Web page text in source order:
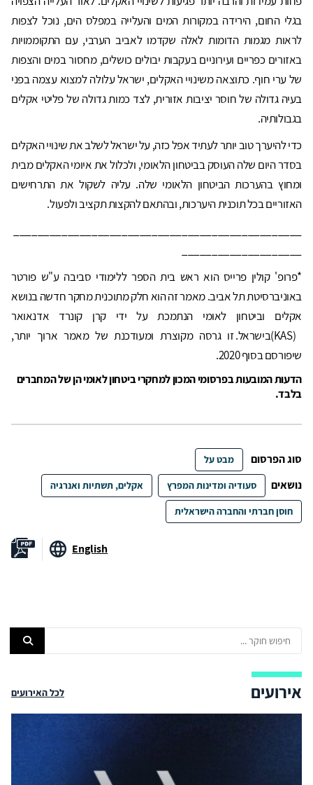
בגלי החום, הירידה במקורות המים והעלייה במפלס הים, נוכל לצפות
לראות מגמות הדומות לאלה שקדמו לאביב הערבי, עם התקוממויות
באזורים כפריים ועירוניים בעקבות יבולים כושלים, מחסור במים והצפות
של ערי חוף. כתוצאה משינויי האקלים, ישראל עלולה למצוא עצמה בפני
בעיה גדולה של חוסר יציבות אזורית, לצד כמות גדולה של פליטי אקלים
בגבולותיה.
כדי להיערך טוב יותר לעתיד אפל כזה, על ישראל לשלב את שינויי האקלים
בסדר היום שלה העוסק בביטחון הלאומי, ולכלול את איומי האקלים מבית
ומחוץ בהערכות הביטחון הלאומי שלה. עליה לשקול את התרחישים
האזוריים בכל תוכנית היערכות, ובהתאם להקצות תקציב ולפעול.
*פרופ' קולין פרייס הוא ראש בית הספר ללימודי סביבה ע"ש פורטר
באוניברסיטת תל אביב. מאמר זה הוא חלק מתוכנית מחקר חדשה בנושא
אקלים וביטחון לאומי הנתמכת על ידי קרן קונרד אדנאואר
(KAS)בישראל. זו גרסה מקוצרת ומעודכנת של מאמר ארוך יותר,
שיפורסם בסוף 2020.
הדעות המובעות בפרסומי המכון למחקרי ביטחון לאומי הן של המחברים
בלבד.
סוג הפרסום מבט על
נושאים סעודיה ומדינות המפרץ אקלים, תשתיות ואנרגיה
חוסן חברתי והחברה הישראלית
English
אירועים לכל האירועים